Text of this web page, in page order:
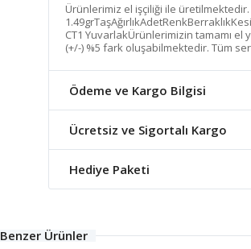
Ürünlerimiz el işçiliği ile üretilmektedir.
CT1 YuvarlakÜrünlerimizin tamamı el
(+/-) %5 fark oluşabilmektedir. Tüm
Ödeme ve Kargo Bilgisi
Ücretsiz ve Sigortalı Kargo
Hediye Paketi
Benzer Ürünler